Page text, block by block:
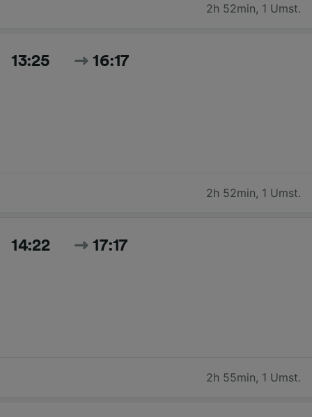
2h 52min, 1 Umst.
13:25 16:17
2h 52min, 1 Umst.
14:22 17:17
2h 55min, 1 Umst.